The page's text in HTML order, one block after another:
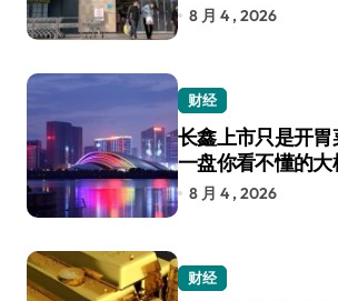
8 月 4 , 2026
财经
长鑫上市只是开
一盘你看不懂的大
8 月 4 , 2026
财经